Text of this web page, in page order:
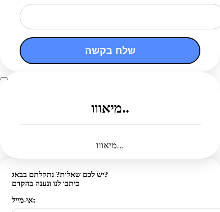
שלח בקשה
מיאווו..
מיאווו...
יש לכם שאלות? נתקלתם בבאג?
כיתבו לנו ונענה בהקדם
אי-מייל: